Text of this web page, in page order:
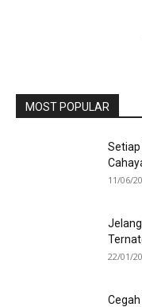
MOST POPULAR
Setiap
11/06/
22/01/